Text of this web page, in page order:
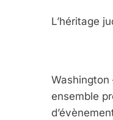
L’héritage
ensemble